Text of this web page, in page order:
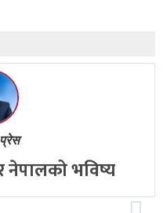
भविष्य